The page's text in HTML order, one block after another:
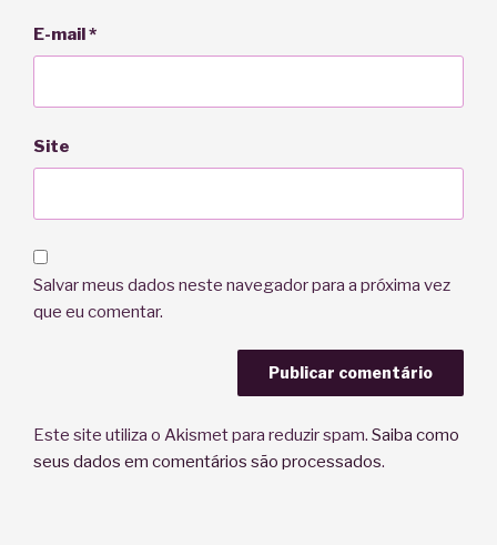
E-mail*
Site
Salvar meus dados neste navegador para a próxima vez
que eu comentar.
Este site utiliza o Akismet para reduzir spam. Saiba como
seus dados em comentários são processados.